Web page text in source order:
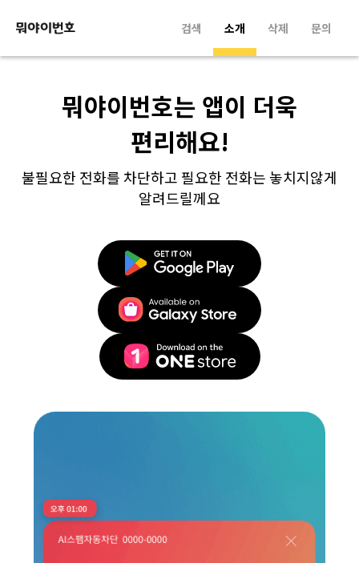
검색 소개 삭제 문의
뭐야이번호는 앱이 더욱
편리해요!
불필요한 전화를 차단하고 필요한 전화는 놓치지않게
알려드릴께요